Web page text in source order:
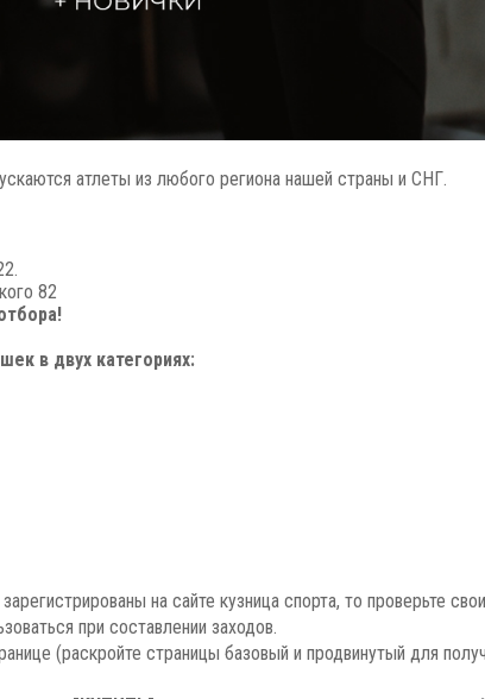
атлеты из любого региона нашей страны и СНГ.
82
в двух категориях:
на сайте кузница спорта, то проверьте
при составлении заходов.
(раскройте страницы базовый и продвинутый для